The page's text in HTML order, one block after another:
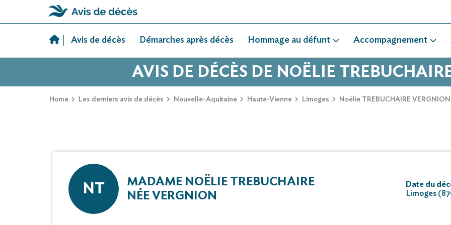
Avis de décès Démarches après décès Hommage au défunt Accompagnement
AVIS DE DÉCÈS DE NOËLIE
Home Les derniers avis de décès Nouvelle-Aquitaine Haute-Vienne Limoges Noëlie TREBUCHAIRE VERGNION
NT
MADAME NOËLIE TREBUCHAIRE
NÉE VERGNION
Date du
Limoges